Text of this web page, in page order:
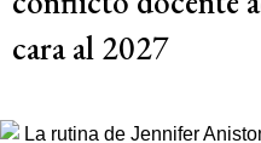
cara al 2027